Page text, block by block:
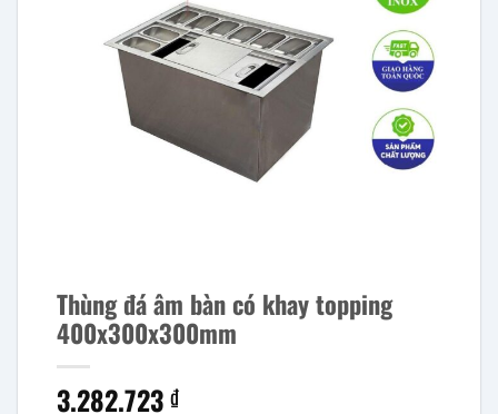
Thùng đá âm bàn có khay topping
400x300x300mm
3.282.723 ₫